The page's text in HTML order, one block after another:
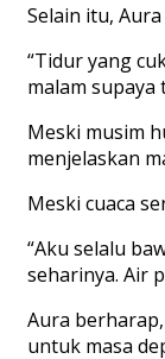
Selain itu, Aura
“Tiduryang
malam supaya
Meski musim
menjelaskan
Meski cuaca
“Aku selalu
seharinya. Air
Aura berharap
untuk masa